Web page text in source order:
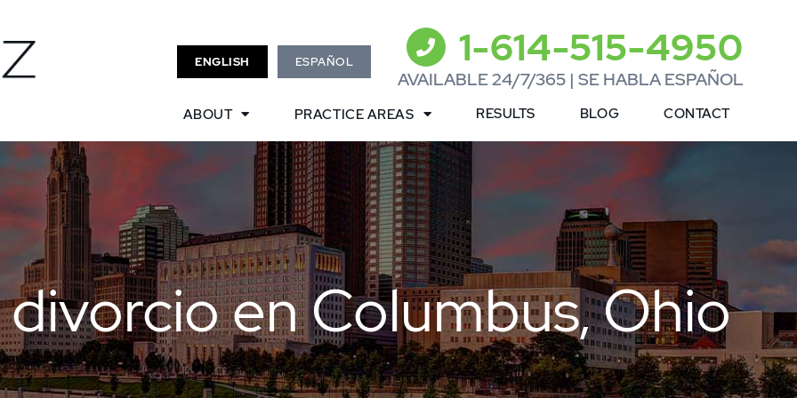
ENGLISH ESPAÑOL 1-614-515-4950
AVAILABLE 24/7/365 | SE HABLA ESPAÑOL
ABOUT PRACTICE AREAS RESULTS BLOG CONTACT
en Columbus, Ohio